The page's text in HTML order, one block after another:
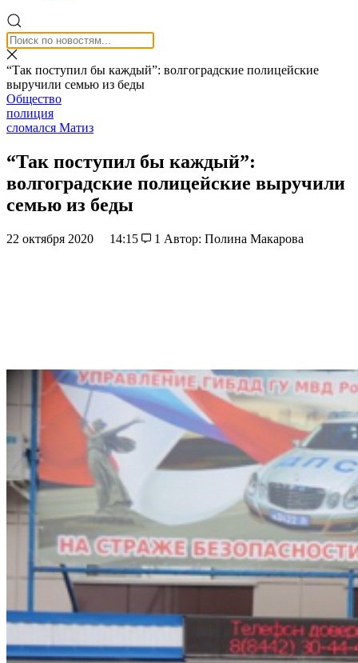
“Так поступил бы каждый”: волгоградские полицейские
выручили семью из беды
Общество
полиция
сломался Матиз
“Так поступил бы каждый”:
волгоградские полицейские выручили
семью из беды
22 октября 2020 14:15 1 Автор: Полина Макарова